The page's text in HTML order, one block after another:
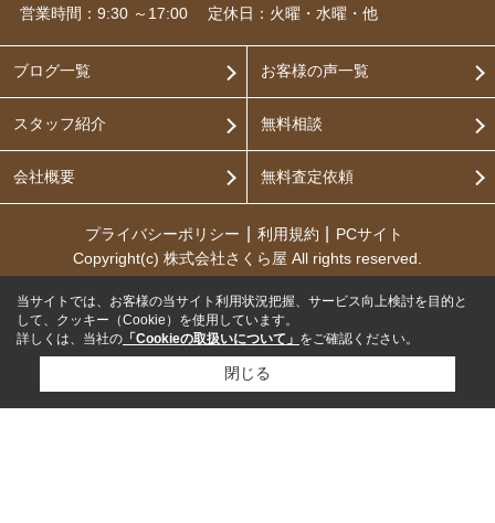
営業時間：9:30 ～17:00
定休日：火曜・水曜・他
ブログ一覧
スタッフ紹介
会社概要
お客様の声一覧
無料相談
無料査定依頼
プライバシーポリシー 利用規約
PCサイト
Copyright(c) 株式会社さくら屋 All rights reserved.
当サイトでは、お客様の当サイト利用状況把握、サービス向上検討を目的と
して、クッキー（Cookie）を使用しています。
詳しくは、当社の 「Cookieの取扱いについて」 をご確認ください。
閉じる